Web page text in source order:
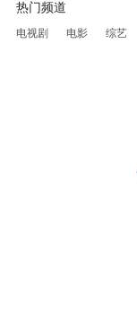
热门频道
电视剧 电影 综艺